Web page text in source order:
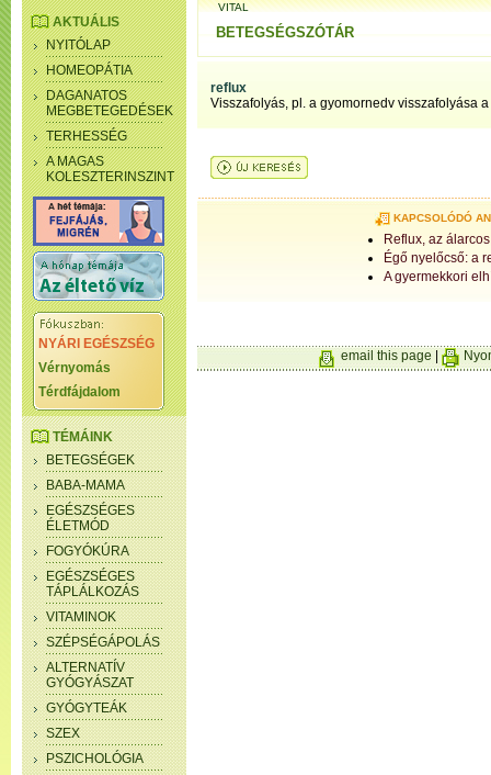
AKTUÁLIS
NYITÓLAP
HOMEOPÁTIA
DAGANATOS
MEGBETEGEDÉSEK
TERHESSÉG
A MAGAS
KOLESZTERINSZINT
NYÁRI EGÉSZSÉG
Vérnyomás
Térdfájdalom
TÉMÁINK
BETEGSÉGEK
BABA-MAMA
EGÉSZSÉGES
ÉLETMÓD
FOGYÓKÚRA
EGÉSZSÉGES
TÁPLÁLKOZÁS
VITAMINOK
SZÉPSÉGÁPOLÁS
ALTERNATÍV
GYÓGYÁSZAT
GYÓGYTEÁK
SZEX
PSZICHOLÓGIA
VITAL
BETEGSÉGSZÓTÁR
reflux
Visszafolyás, pl. a gyomornedv visszafolyása
KAPCSOLÓDÓ
Reflux, az
Égő nyelőcső: a
A gyermekkori
email this page